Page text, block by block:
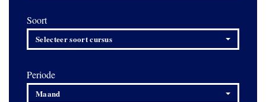
Soort
Selecteer soort cursus
Periode
Maand